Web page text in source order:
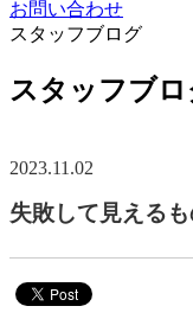
お問い合わせ
スタッフブログ
スタッフブロ
2023.11.02
失敗して見える